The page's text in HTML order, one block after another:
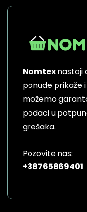
Nomtex nastoji
ponude prikaže
možemo
podaci u
grešaka.
Pozovite nas:
+38765869401